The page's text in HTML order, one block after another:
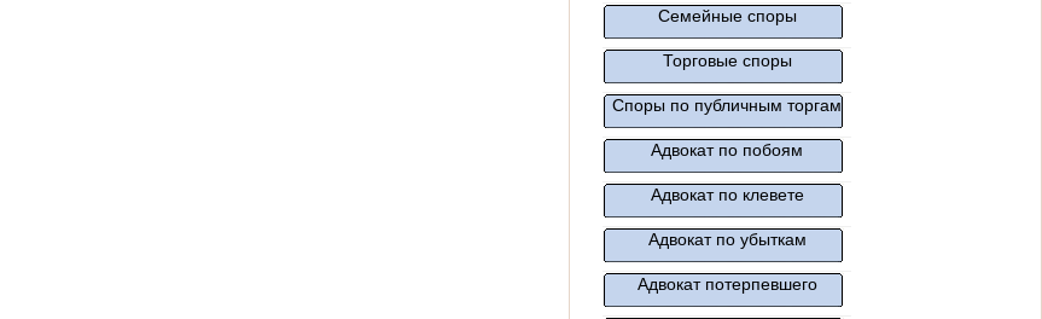
Семейные споры
Торговые споры
Споры по публичным торгам
Адвокат по побоям
Адвокат по клевете
Адвокат по убыткам
Адвокат потерпевшего